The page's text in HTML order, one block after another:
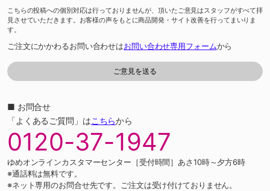
こちらの投稿への個別対応は行っておりませんが、頂いたご意見はスタッフがすべて拝
見させていただきます。お客様の声をもとに商品開発・サイト改善を行ってまいりま
す。
ご注文にかかわるお問い合わせはお問い合わせ専用フォームから
■ お問合せ
「よくあるご質問」はこちらから
0120-37-1947
ゆめオンラインカスタマーセンター［受付時間］あさ10時～夕方6時
※通話料は無料です。
※ネット専用のお問合せ先です。ご注文は受け付けておりません。